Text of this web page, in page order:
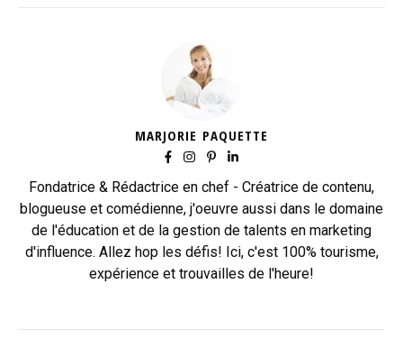
MARJORIE PAQUETTE
Fondatrice & Rédactrice en chef - Créatrice de contenu,
blogueuse et comédienne, j'oeuvre aussi dans le domaine
de l'éducation et de la gestion de talents en marketing
d'influence. Allez hop les défis! Ici, c'est 100% tourisme,
expérience et trouvailles de l'heure!